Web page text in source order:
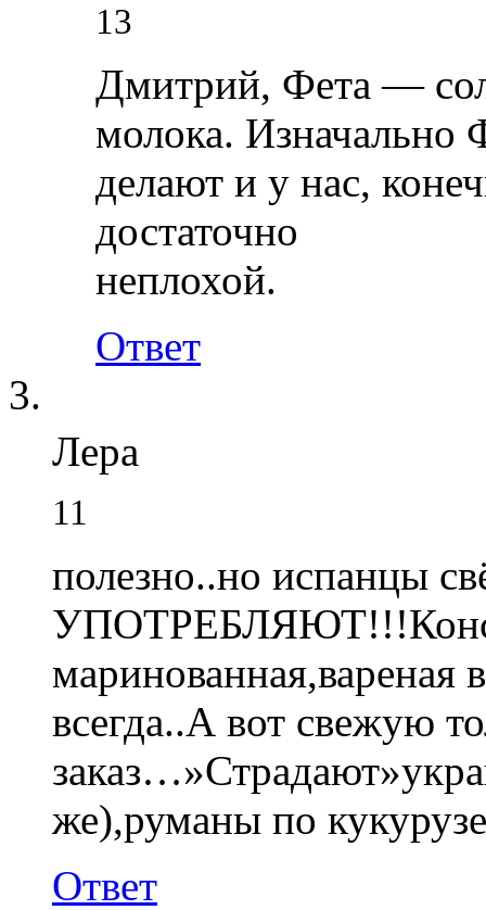
13
Дмитрий, Фета —
молока. Изначально
делают и у нас,
достаточно
неплохой.
Ответ
Лера
11
полезно..но испанцы
маринованная,вареная
всегда..А вот свежую
же),руманы по
Ответ